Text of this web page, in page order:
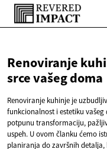
Renoviranje
srcevašeg doma
Renoviranje kuhinje je
funkcionalnost i estetiku
potpunu transformaciju,
uspeh. U ovom članku ćemo
planiranja do završnih